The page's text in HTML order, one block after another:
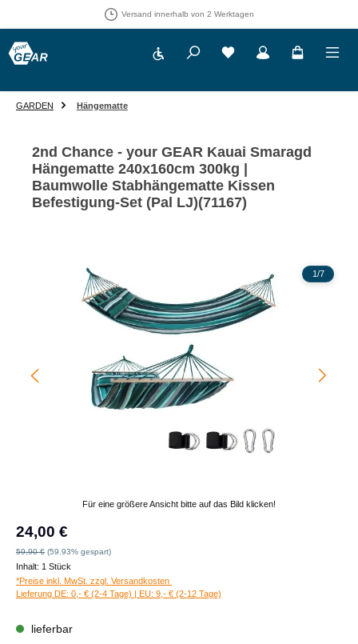
Versand innerhalb von 2 Werktagen
Werkzeugleiste anzeigenDu hast 0 Produkte auf
GARDEN Hängematte
2nd Chance - your GEAR Kauai Smaragd
Hängematte 240x160cm 300kg |
Baumwolle Stabhängematte Kissen
Befestigung-Set (Pal LJ)(71167)
Für eine größere Ansicht bitte auf das Bild klicken!
1/7
Verkaufspreis:
24,00 €
Regulärer Preis:
59,90 € (59.93% gespart)
Inhalt: 1 Stück
*Preise inkl. MwSt. zzgl. Versandkosten
Lieferung DE: 0,- € (2-4 Tage) | EU: 9,- € (2-12 Tage)
lieferbar